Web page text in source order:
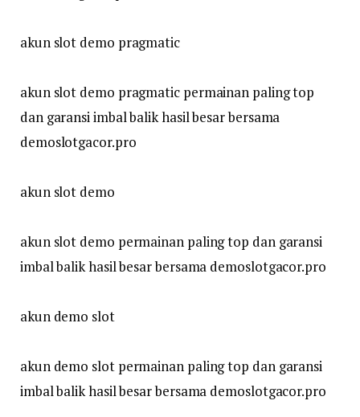
akun slot demo pragmatic
akun slot demo pragmatic permainan paling top
dan garansi imbal balik hasil besar bersama
demoslotgacor.pro
akun slot demo
akun slot demo permainan paling top dan garansi
imbal balik hasil besar bersama demoslotgacor.pro
akun demo slot
akun demo slot permainan paling top dan garansi
imbal balik hasil besar bersama demoslotgacor.pro